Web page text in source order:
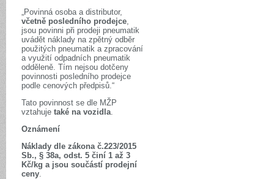
„Povinná osoba a distributor,
včetně posledního prodejce,
jsou povinni při prodeji pneumatik
uvádět náklady na zpětný odběr
použitých pneumatik a zpracování
a využití odpadních pneumatik
odděleně. Tím nejsou dotčeny
povinnosti posledního prodejce
podle cenových předpisů.“
Tato povinnost se dle MŽP
vztahuje také na vozidla.
Oznámení
Náklady dle zákona č.223/2015
Sb., § 38a, odst. 5 činí 1 až 3
Kč/kg a jsou součástí prodejní
ceny.